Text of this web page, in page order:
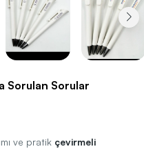
Sorulan Sorular
ve pratik çevirmeli